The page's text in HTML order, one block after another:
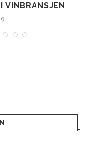
VINBRANSJEN